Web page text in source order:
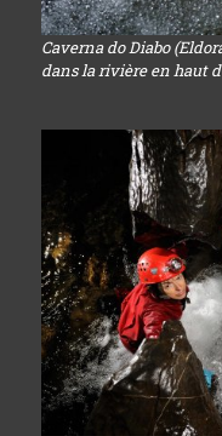
Caverna do Diabo
dans la rivière en haut